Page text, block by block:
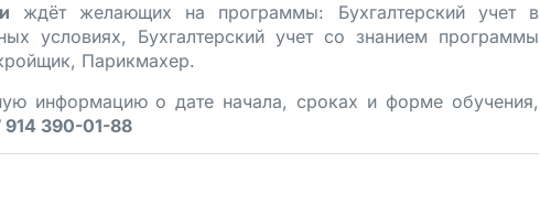
ждёт желающих на программы: Бухгалтерский учет в
условиях, Бухгалтерский учет со знанием программы
Парикмахер.
информацию о дате начала, сроках и форме обучения,
390-01-88